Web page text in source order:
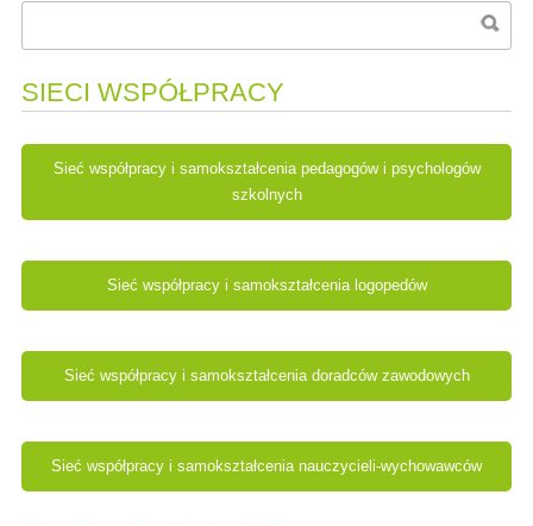
SIECI WSPÓŁPRACY
Sieć współpracy i samokształcenia pedagogów i psychologów
szkolnych
Sieć współpracy i samokształcenia logopedów
Sieć współpracy i samokształcenia doradców zawodowych
Sieć współpracy i samokształcenia nauczycieli-wychowawców